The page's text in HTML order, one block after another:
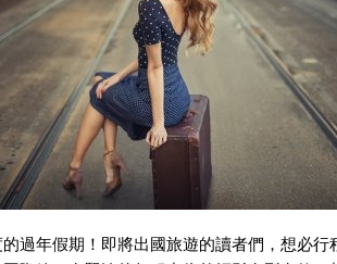
過年假期！即將出國旅遊的讀者們，想必